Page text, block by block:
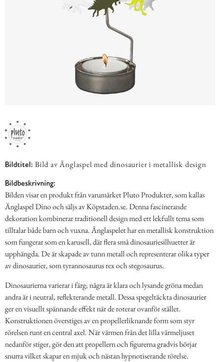
Bildtitel: Bild av Änglaspel med dinosaurier i metallisk design
Bildbeskrivning:
Bilden visar en produkt från varumärket Pluto Produkter, som kallas
Änglaspel Dino och säljs av Köpstaden.se. Denna fascinerande
dekoration kombinerar traditionell design med ett lekfullt tema som
tilltalar både barn och vuxna. Änglaspelet har en metallisk konstruktion
som fungerar som en karusell, där flera små dinosauriesilhuetter är
upphängda. De är skapade av tunn metall och representerar olika typer
av dinosaurier, som tyrannosaurus rex och stegosaurus.
Dinosaurierna varierar i färg; några är klara och lysande gröna medan
andra är i neutral, reflekterande metall. Dessa spegeltäckta dinosaurier
ger en visuellt spännande effekt när de roterar ovanför stället.
Konstruktionen överstiges av en propellerliknande form som styr
rörelsen runt en central axel. När värmen från det lilla värmeljuset
nedanför stiger, gör den att propellern och figurerna gradvis börjar
snurra vilket skapar en mjuk och nästan hypnotiserande rörelse.